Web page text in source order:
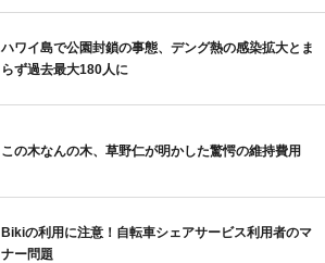
ハワイ島で公園封鎖の事態、デング熱の感染拡大とま
らず過去最大180人に
この木なんの木、草野仁が明かした驚愕の維持費用
Bikiの利用に注意！自転車シェアサービス利用者のマ
ナー問題